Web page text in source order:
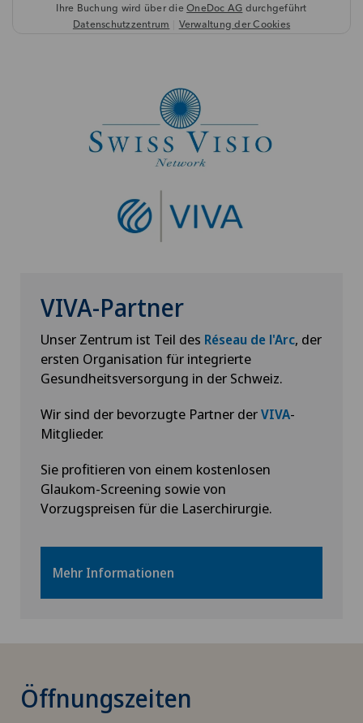
VIVA-Partner
Unser Zentrum ist Teil des Réseau de l'Arc, der
ersten Organisation für integrierte
Gesundheitsversorgung in der Schweiz.
Wir sind der bevorzugte Partner derVIVA-
Mitglieder.
Sie profitieren von einem kostenlosen
Glaukom-Screening sowie von
Vorzugspreisen für die Laserchirurgie.
Mehr Informationen
Öffnungszeiten